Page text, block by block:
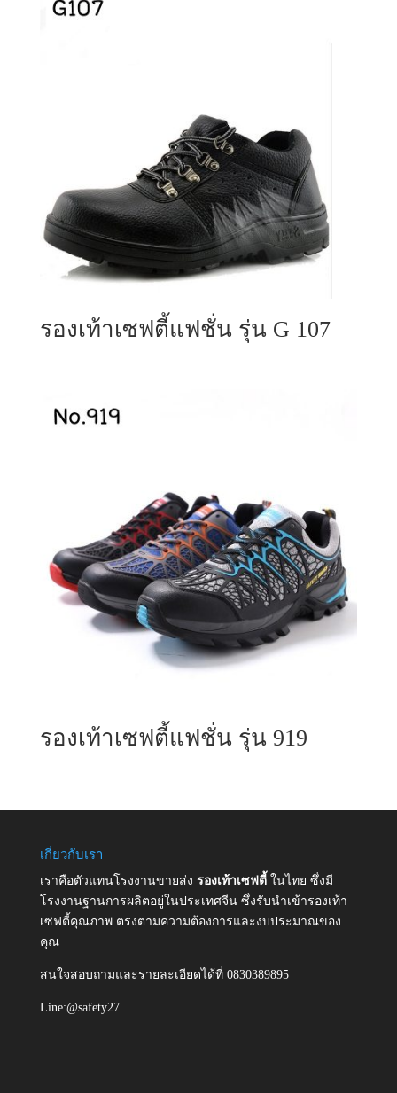
รองเท้าเซฟตี้แฟชั่น รุ่น G 107
รองเท้าเซฟตี้แฟชั่น รุ่น 919
เกี่ยวกับเรา
เราคือตัวแทนโรงงานขายส่ง รองเท้าเซฟตี้ ในไทย ซึ่งมี
โรงงานฐานการผลิตอยู่ในประเทศจีน ซึ่งรับนำเข้ารองเท้า
เซฟตี้คุณภาพ ตรงตามความต้องการและงบประมาณของ
คุณ
สนใจสอบถามและรายละเอียดได้ที่ 0830389895
Line:@safety27